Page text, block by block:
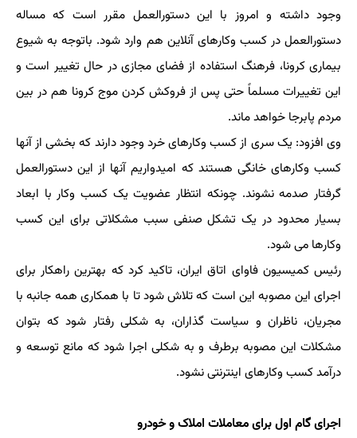
وجود داشته و امروز با این دستورالعمل مقرر است که مساله
دستورالعمل در کسب وکارهای آنلاین هم وارد شود. باتوجه به شیوع
بیماری کرونا، فرهنگ استفاده از فضای مجازی در حال تغییر است و
این تغییرات مسلماً حتی پس از فروکش کردن موج کرونا هم در بین
مردم پابرجا خواهد ماند.
وی افزود: یک سری از کسب وکارهای خرد وجود دارند که بخشی از آنها
کسب وکارهای خانگی هستند که امیدواریم آنها از این دستورالعمل
گرفتار صدمه نشوند. چونکه انتظار عضویت یک کسب وکار با ابعاد
بسیار محدود در یک تشکل صنفی سبب مشکلاتی برای این کسب
وکارها می شود.
رئیس کمیسیون فاوای اتاق ایران، تاکید کرد که بهترین راهکار برای
اجرای این مصوبه این است که تلاش شود تا با همکاری همه جانبه با
مجریان، ناظران و سیاست گذاران، به شکلی رفتار شود که بتوان
مشکلات این مصوبه برطرف و به شکلی اجرا شود که مانع توسعه و
درآمد کسب وکارهای اینترنتی نشود.
اجرای گام اول برای معاملات املاک و خودرو